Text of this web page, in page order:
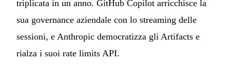
triplicata in un anno. GitHub Copilot arricchisce la
sua governance aziendale con lo streaming delle
sessioni, e Anthropic democratizza gli Artifacts e
rialza i suoi rate limits API.